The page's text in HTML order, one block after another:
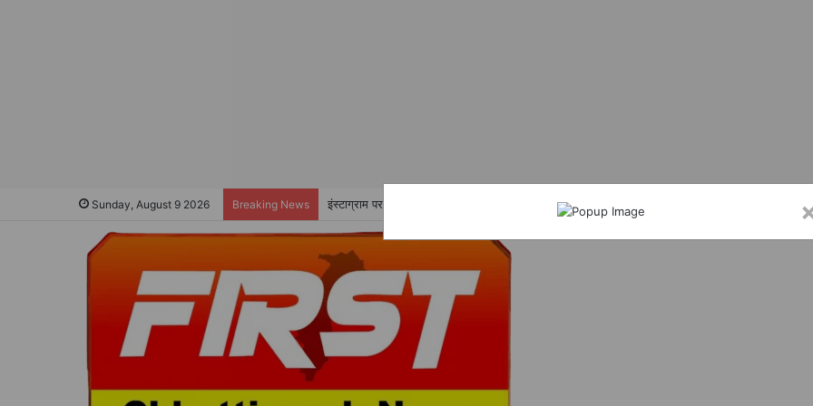
Sunday, August 9 2026 Breaking News इंस्टाग्राम पर फर्जी आईडी बनाकर नाबालिग छात्र छात्राओं के विडियो, फोटो शेयर करने वाला शातिर सोनू ओमरे